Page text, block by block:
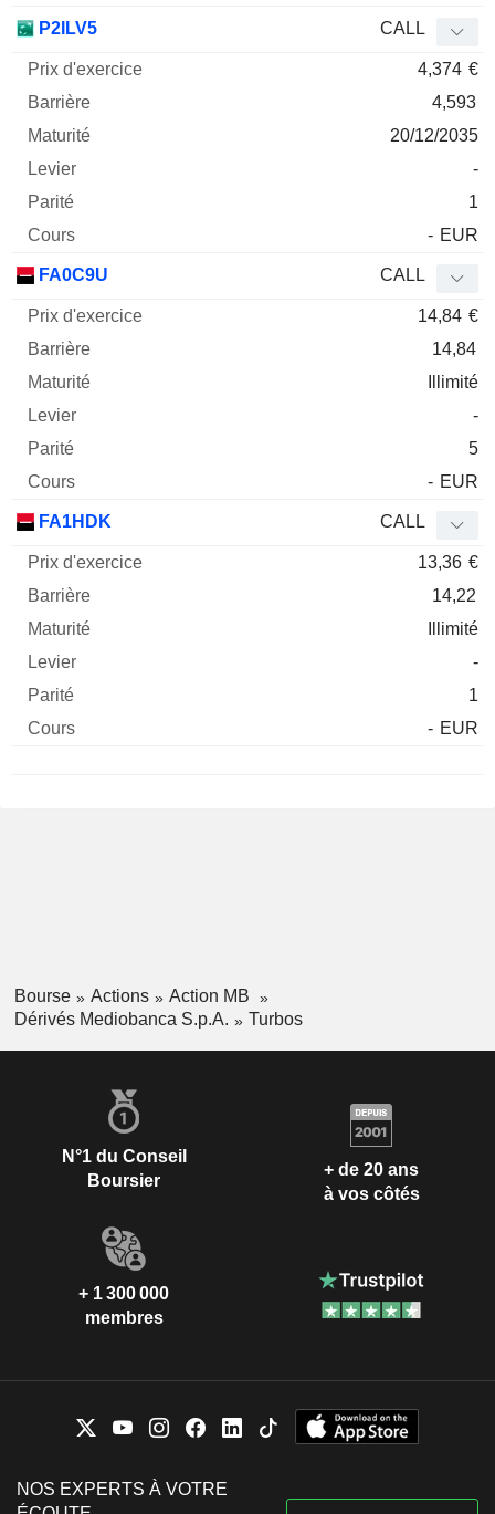
P2ILV5 CALL
4,374 €
4,593
20/12/2035
-
1
- EUR
FA0C9U CALL
14,84 €
14,84
Illimité
-
5
- EUR
FA1HDK CALL
13,36 €
14,22
Illimité
-
1
- EUR
Bourse Actions
Action MB
Dérivés Mediobanca S.p.A.
Turbos
N°1 du Conseil
Boursier
+ de 20 ans
à vos côtés
+ 1 300 000
membres
NOS EXPERTS À VOTRE